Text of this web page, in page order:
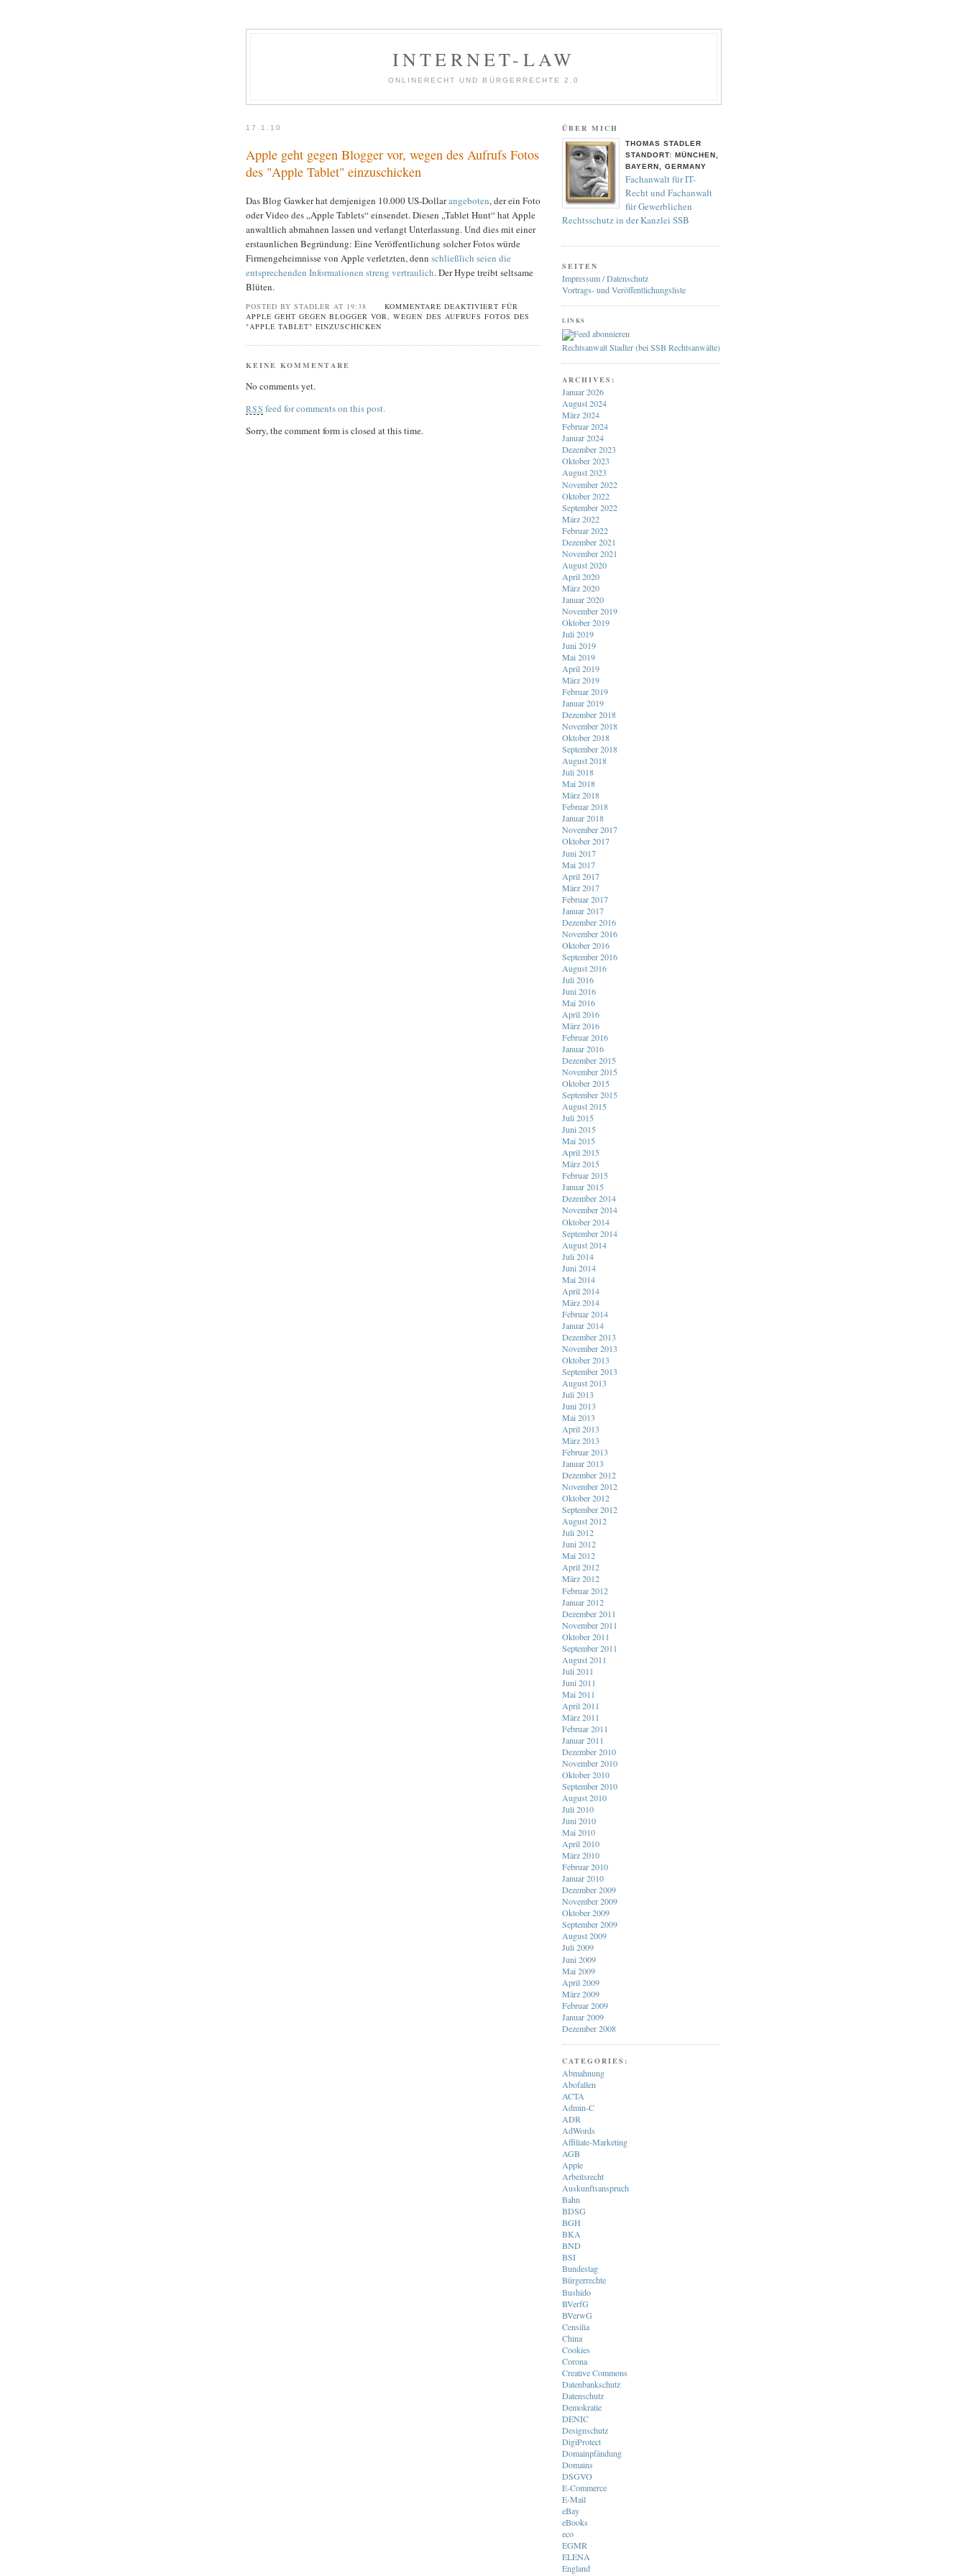
INTERNET-LAW
ONLINERECHT UND BÜRGERRECHTE 2.0
17.1.10
Apple geht gegen Blogger vor, wegen des Aufrufs Fotos
des "Apple Tablet" einzuschicken
Das Blog Gawker hat demjenigen 10.000 US-Dollarangeboten, der ein Foto
oder Video des „Apple Tablets“ einsendet. Diesen „Tablet Hunt“ hat Apple
anwaltlich abmahnen lassen und verlangt Unterlassung. Und dies mit einer
erstaunlichen Begründung: Eine Veröffentlichung solcher Fotos würde
Firmengeheimnisse von Apple verletzten, denn schließlich seien die
entsprechenden Informationen streng vertraulich. Der Hype treibt seltsame
Blüten.
POSTED BY STADLER AT 19:38 KOMMENTARE DEAKTIVIERT FÜR
APPLE GEHT GEGEN BLOGGER VOR, WEGEN DES AUFRUFS FOTOS DES
"APPLE TABLET" EINZUSCHICKEN
KEINE KOMMENTARE
No comments yet.
RSS feed for comments on this post.
Sorry, the comment form is closed at this time.
ÜBER MICH
THOMAS STADLER
STANDORT: MÜNCHEN,
BAYERN, GERMANY
Fachanwalt für IT-
Recht und Fachanwalt
für Gewerblichen
Rechtsschutz in der Kanzlei SSB
SEITEN
Impressum / Datenschutz
Vortrags- und Veröffentlichungsliste
LINKS
Rechtsanwalt Stadler (bei SSB Rechtsanwälte)
ARCHIVES:
Januar 2026
August 2024
März 2024
Februar 2024
Januar 2024
Dezember 2023
Oktober 2023
August 2023
November 2022
Oktober 2022
September 2022
März 2022
Februar 2022
Dezember 2021
November 2021
August 2020
April 2020
März 2020
Januar 2020
November 2019
Oktober 2019
Juli 2019
Juni 2019
Mai 2019
April 2019
März 2019
Februar 2019
Januar 2019
Dezember 2018
November 2018
Oktober 2018
September 2018
August 2018
Juli 2018
Mai 2018
März 2018
Februar 2018
Januar 2018
November 2017
Oktober 2017
Juni 2017
Mai 2017
April 2017
März 2017
Februar 2017
Januar 2017
Dezember 2016
November 2016
Oktober 2016
September 2016
August 2016
Juli 2016
Juni 2016
Mai 2016
April 2016
März 2016
Februar 2016
Januar 2016
Dezember 2015
November 2015
Oktober 2015
September 2015
August 2015
Juli 2015
Juni 2015
Mai 2015
April 2015
März 2015
Februar 2015
Januar 2015
Dezember 2014
November 2014
Oktober 2014
September 2014
August 2014
Juli 2014
Juni 2014
Mai 2014
April 2014
März 2014
Februar 2014
Januar 2014
Dezember 2013
November 2013
Oktober 2013
September 2013
August 2013
Juli 2013
Juni 2013
Mai 2013
April 2013
März 2013
Februar 2013
Januar 2013
Dezember 2012
November 2012
Oktober 2012
September 2012
August 2012
Juli 2012
Juni 2012
Mai 2012
April 2012
März 2012
Februar 2012
Januar 2012
Dezember 2011
November 2011
Oktober 2011
September 2011
August 2011
Juli 2011
Juni 2011
Mai 2011
April 2011
März 2011
Februar 2011
Januar 2011
Dezember 2010
November 2010
Oktober 2010
September 2010
August 2010
Juli 2010
Juni 2010
Mai 2010
April 2010
März 2010
Februar 2010
Januar 2010
Dezember 2009
November 2009
Oktober 2009
September 2009
August 2009
Juli 2009
Juni 2009
Mai 2009
April 2009
März 2009
Februar 2009
Januar 2009
Dezember 2008
CATEGORIES:
Abmahnung
Abofallen
ACTA
Admin-C
ADR
AdWords
Affiliate-Marketing
AGB
Apple
Arbeitsrecht
Auskunftsanspruch
Bahn
BDSG
BGH
BKA
BND
BSI
Bundestag
Bürgerrechte
Bushido
BVerfG
BVerwG
Censilia
China
Cookies
Corona
Creative Commons
Datenbankschutz
Datenschutz
Demokratie
DENIC
Designschutz
DigiProtect
Domainpfändung
Domains
DSGVO
E-Commerce
E-Mail
eBay
eBooks
eco
EGMR
ELENA
England